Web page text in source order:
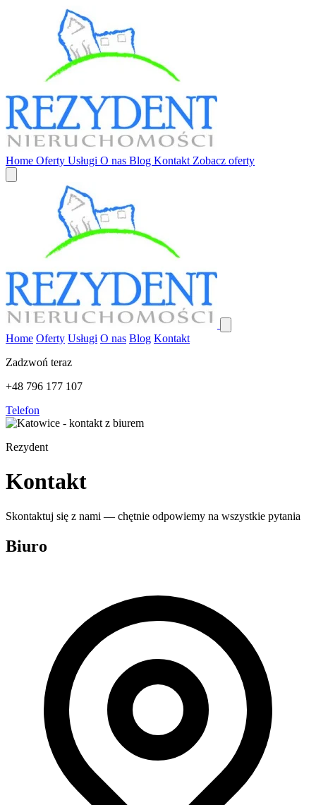
Home Oferty Usługi O nas Blog Kontakt Zobacz oferty
Home Oferty Usługi O nas Blog Kontakt
Zadzwoń teraz
+48 796 177 107
Telefon
Rezydent
Kontakt
Skontaktuj się z nami — chętnie odpowiemy na wszystkie pytania
Biuro